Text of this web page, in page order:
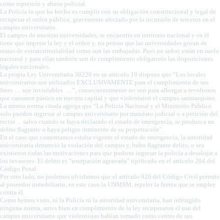
como represión y abuso policial.
La Policía lo que ha hecho es cumplir con su obligación constitucional y legal de
recuperar el orden público, gravemente afectado por la incursión de terceros en el
campus universitario.
El campus de nuestras universidades, se encuentra en territorio nacional y en él
tiene que imperar la ley y el orden y, no pensar que las universidades gozan de
status de extraterritorialidad como son las embajadas. Pues no señor, están en suelo
nacional y para ellas también son de cumplimiento obligatorio las disposiciones
legales nacionales.
La propia Ley Universitaria 30220 en su artículo 10 dispone que “Los locales
universitarios son utilizados EXCLUSIVAMENTE para el cumplimiento de sus
fines … son inviolables ….”, consecuentemente no son para albergar a revoltosos
que causaron pánico en nuestra capital y que violentaron el campus sanmarquino.
La misma norma citada agrega que “La Policía Nacional y el Ministerio Público
solo pueden ingresar al campus universitario por mandato judicial o a petición del
rector… salvo cuando se haya declarado el estado de emergencia, se produzca un
delito flagrante o haya peligro inminente de su perpetración”.
En el caso que comentamos estaba vigente el estado de emergencia, la autoridad
universitaria denunció la violación del campus y, hubo flagrante delito, o sea
existieron todas las motivaciones para que pudiera ingresar la policía a desalojar a
los invasores. El delito es “usurpación agravada” tipificado en el artículo 204 del
Código Penal.
Por otro lado, no podemos olvidarnos que el artículo 920 del Código Civil permite
al poseedor inmobiliario, en este caso la UNMSM, repeler la fuerza que se emplee
contra él.
Como hemos visto, ni la Policía ni la autoridad universitaria, han infringido
ninguna norma, antes bien en cumplimiento de la ley recuperaron el uso del
campus universitario que violentistas habían tomado como centro de sus